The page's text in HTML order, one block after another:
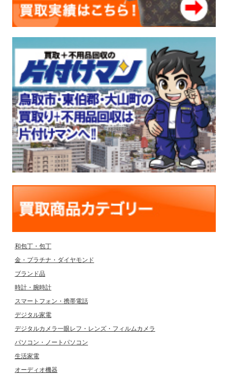
和包丁・包丁
金・プラチナ・ダイヤモンド
ブランド品
時計・腕時計
スマートフォン・携帯電話
デジタル家電
デジタルカメラ一眼レフ・レンズ・フィルムカメラ
パソコン・ノートパソコン
生活家電
オーディオ機器